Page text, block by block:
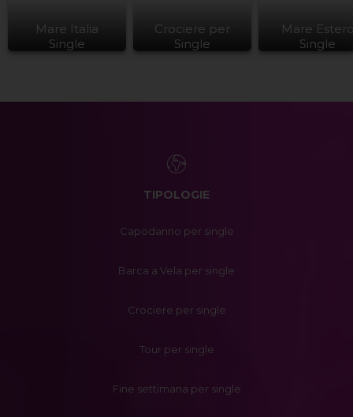
Mare Italia
Single
Crociere per
Single
Mare
Single
TIPOLOGIE
Capodanno per single
Barca a Vela per single
Crociere per single
Tour per single
Fine settimana per single